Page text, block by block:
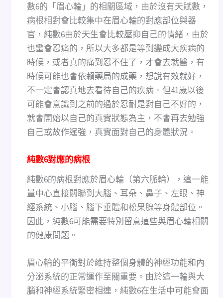
數6的「眉心輪」的相關區域，由於沒有天賦數，
病根相對會比較集中在眉心輪的對應部位與器
官，純數6由於天生會比較壓抑自己的情緒，由於
也蠻會忍痛的，所以大多都是等到變成大疾病的
時候，或者真的痛到忍不住了，才會去就醫，有
時候可能也會依賴藥局的成藥，想說有效就好，
不一定會認真地去看待自己的疾病。但41歲以後
可能會意識到之前的過於忍耐是對自己不好的，
就會開始以自己的真實狀態為主，不會再去勉強
自己或故作逞強，真實面對自己的身體狀況。
純數6對應的病根
純數6的病根對應於眉心輪（第六脈輪），這一能
量中心直接關聯到大腦、耳朵、鼻子、左眼、神
經系統、小腦、腦下垂體和松果腺等身體部位。
因此，純數6可能需要特別留意這些與眉心輪相關
的健康問題。
眉心輪的平衡對於維持整個身體的神經功能和內
分泌系統的正常運作至關重要。由於這一輪與大
腦和神經系統緊密相連，純數6在生活中可能會面